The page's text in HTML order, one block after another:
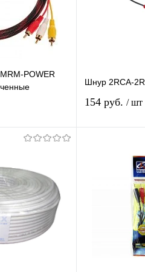
POWER
в оплётке
К сравнению
Недоступно
Шнур 2RCA-
154 руб. / шт
Купить в 1
В избранное